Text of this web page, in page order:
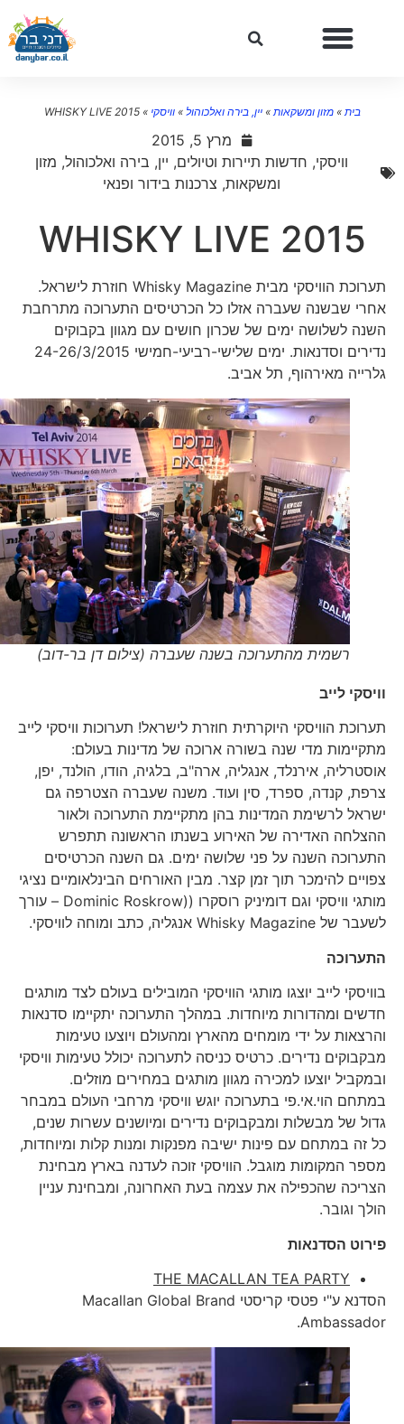
»מזון ומשקאות»יין, בירה ואלכוהול»וויסקי»
WHISKY LIVE 2015
מרץ 5, 2015
וויסקי,חדשות תיירות וטיולים,יין, בירה ואלכוהול,מזון
ומשקאות,צרכנות בידור ופנאי
WHISKY LIVE 2015
תערוכת הוויסקי מבית Whisky Magazine חוזרת לישראל.
אחרי שבשנה שעברה אזלו כל הכרטיסים התערוכה מתרחבת
השנה לשלושה ימים של שכרון חושים עם מגוון בקבוקים
נדירים וסדנאות. ימים שלישי-רביעי-חמישי 24-26/3/2015
גלרייה מאירהוף, תל אביב.
רשמית מהתערוכה בשנה שעברה (צילום דן בר-דוב)
וויסקי לייב
תערוכת הוויסקי היוקרתית חוזרת לישראל! תערוכות וויסקי לייב
מתקיימות מדי שנה בשורה ארוכה של מדינות בעולם:
אוסטרליה, אירנלד, אנגליה, ארה"ב, בלגיה, הודו, הולנד, יפן,
צרפת, קנדה, ספרד, סין ועוד. משנה שעברה הצטרפה גם
ישראל לרשימת המדינות בהן מתקיימת התערוכה ולאור
ההצלחה האדירה של האירוע בשנתו הראשונה תתפרש
התערוכה השנה על פני שלושה ימים. גם השנה הכרטיסים
צפויים להימכר תוך זמן קצר. מבין האורחים הבינלאומיים נציגי
מותגי וויסקי וגם דומיניק רוסקרו ((Dominic Roskrow – עורך
לשעבר של Whisky Magazine אנגליה, כתב ומוחה לוויסקי.
התערוכה
בוויסקי לייב יוצגו מותגי הוויסקי המובילים בעולם לצד מותגים
חדשים ומהדורות מיוחדות. במהלך התערוכה יתקיימו סדנאות
והרצאות על ידי מומחים מהארץ ומהעולם ויוצעו טעימות
מבקבוקים נדירים. כרטיס כניסה לתערוכה יכולל טעימות וויסקי
ובמקביל יוצעו למכירה מגוון מותגים במחירים מוזלים.
במתחם הוי.אי.פי בתערוכה יוגש וויסקי מרחבי העולם במבחר
גדול של מבשלות ומבקבוקים נדירים ומיושנים עשרות שנים,
כל זה במתחם עם פינות ישיבה מפנקות ומנות קלות ומיוחדות,
מספר המקומות מוגבל. הוויסקי זוכה לעדנה בארץ מבחינת
הצריכה שהכפילה את עצמה בעת האחרונה, ומבחינת עניין
הולך וגובר.
פירוט הסדנאות
THE MACALLAN TEA PARTY
הסדנא ע"י פטסי קריסטי Macallan Global Brand
Ambassador.